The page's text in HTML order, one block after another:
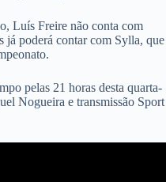
Luís Freire não conta com
já poderá contar com Sylla, que
pelas 21 horas desta quarta-
Nogueira e transmissão Sport